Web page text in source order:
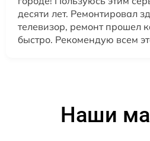
десяти лет. Ремонтировал
телевизор, ремонт прошел
быстро. Рекомендую всем
Наши